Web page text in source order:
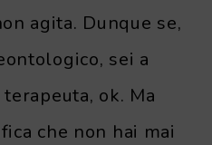
agita. Dunque se,
sei a
ok. Ma
che non hai mai